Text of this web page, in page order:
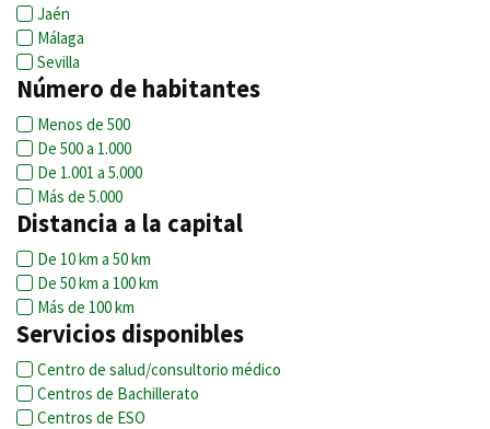
Jaén
Málaga
Sevilla
Número de habitantes
Menos de 500
De 500 a 1.000
De 1.001 a 5.000
Más de 5.000
Distancia a la capital
De 10 km a 50 km
De 50 km a 100 km
Más de 100 km
Servicios disponibles
Centro de salud/consultorio médico
Centros de Bachillerato
Centros de ESO